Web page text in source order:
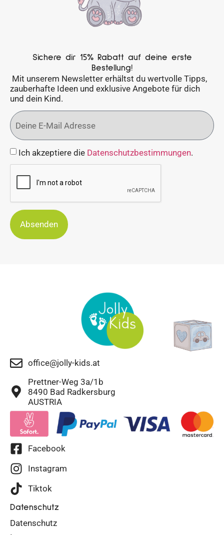
Sichere dir 15% Rabatt auf deine erste
Bestellung!
Mit unserem Newsletter erhältst du wertvolle Tipps,
zauberhafte Ideen und exklusive Angebote für dich
und dein Kind.
Ich akzeptiere die Datenschutzbestimmungen.
Absenden
office@jolly-kids.at
Prettner-Weg 3a/1b
8490 Bad Radkersburg
AUSTRIA
Facebook
Instagram
Tiktok
Datenschutz
Datenschutz